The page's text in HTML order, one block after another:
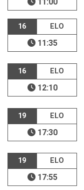
16 ELO
11:35
16 ELO
12:10
19 ELO
17:30
19 ELO
17:55